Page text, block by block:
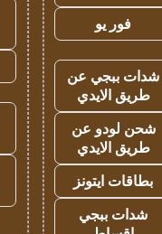
فور يو
شدات ببجي عن
طريق الايدي
شحن لودو عن
طريق الايدي
بطاقات ايتونز
شدات ببجي